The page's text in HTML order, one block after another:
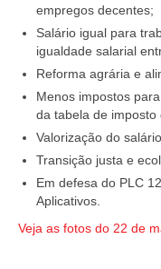
empregos decentes;
Salário igual para
igualdade salarial
Reforma agrária e
Menos impostos
da tabela de imposto
Valorização do
Transição justa e
Em defesa do PLC
Aplicativos.
Veja as fotos do 22 de